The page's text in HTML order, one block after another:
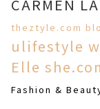
CARMEN
theztyle.com
ulifestyle
Elle
Fashion &